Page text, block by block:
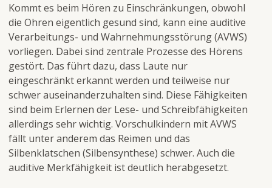
Kinder und
Jugendliche
Erwachsene
Menschen mit
Behinderung
Forschung
Kommt es beim Hören zu Einschränkungen, obwohl
die Ohren eigentlich gesund sind, kann eine auditive
Verarbeitungs- und Wahrnehmungsstörung (AVWS)
vorliegen. Dabei sind zentrale Prozesse des Hörens
gestört. Das führt dazu, dass Laute nur
eingeschränkt erkannt werden und teilweise nur
schwer auseinanderzuhalten sind. Diese Fähigkeiten
sind beim Erlernen der Lese- und Schreibfähigkeiten
allerdings sehr wichtig. Vorschulkindern mit AVWS
fällt unter anderem das Reimen und das
Silbenklatschen (Silbensynthese) schwer. Auch die
auditive Merkfähigkeit ist deutlich herabgesetzt.